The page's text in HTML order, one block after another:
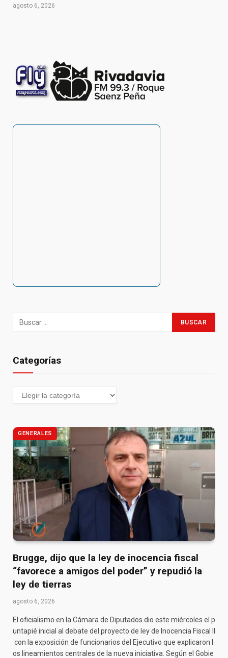
agosto 6, 2026
Categorías
GENERALES
Brugge, dijo que la ley de inocencia fiscal
“favorece a amigos del poder” y repudió la
ley de tierras
agosto 6, 2026
El oficialismo en la Cámara de Diputados dio este miércoles el p
untapié inicial al debate del proyecto de ley de Inocencia Fiscal II
con la exposición de funcionarios del Ejecutivo que explicaron l
os lineamientos centrales de la nueva iniciativa. Según el Gobie